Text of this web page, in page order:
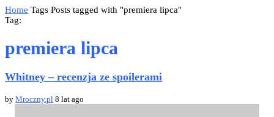
Home Tags Posts tagged with "premiera lipca"
Tag:
premiera lipca
Whitney – recenzja ze spoilerami
by Mroczny.pl 8 lat ago